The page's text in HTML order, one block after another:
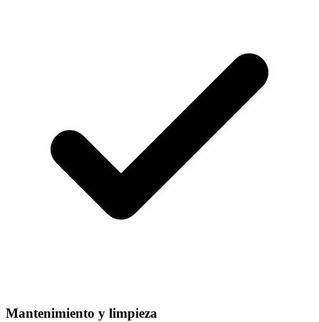
Mantenimiento y limpieza